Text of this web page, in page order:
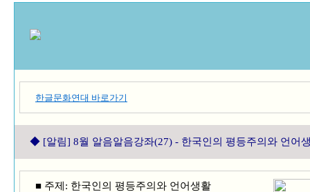
한글문화연대 바로가기
◆ [알림] 8월 알음알음강좌(27) - 한국인의 평등주의와 언어
■ 주제: 한국인의 평등주의와 언어생활